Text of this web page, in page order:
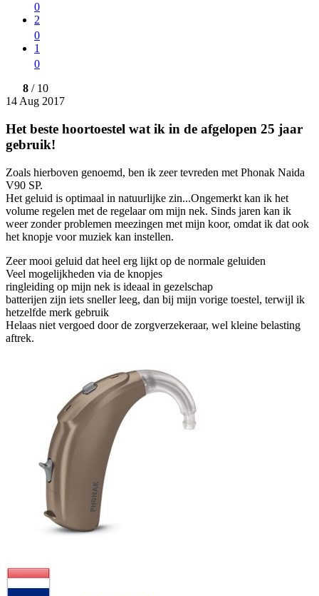
0
2
0
1
0
8 / 10
14 Aug 2017
Het beste hoortoestel wat ik in de afgelopen 25 jaar
gebruik!
Zoals hierboven genoemd, ben ik zeer tevreden met Phonak Naida
V90 SP.
Het geluid is optimaal in natuurlijke zin...Ongemerkt kan ik het
volume regelen met de regelaar om mijn nek. Sinds jaren kan ik
weer zonder problemen meezingen met mijn koor, omdat ik dat ook
het knopje voor muziek kan instellen.
Zeer mooi geluid dat heel erg lijkt op de normale geluiden
Veel mogelijkheden via de knopjes
ringleiding op mijn nek is ideaal in gezelschap
batterijen zijn iets sneller leeg, dan bij mijn vorige toestel, terwijl ik
hetzelfde merk gebruik
Helaas niet vergoed door de zorgverzekeraar, wel kleine belasting
aftrek.